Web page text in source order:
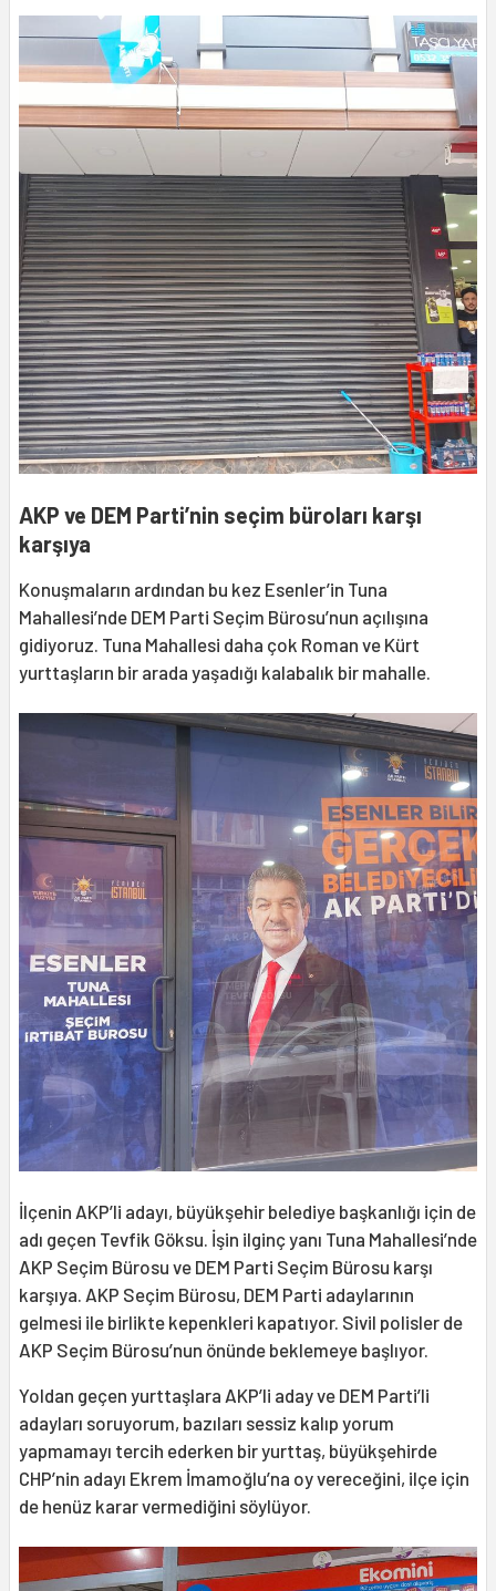
AKP ve DEM Parti’nin seçim büroları karşı
karşıya
Konuşmaların ardından bu kez Esenler’in Tuna
Mahallesi’nde DEM Parti Seçim Bürosu’nun açılışına
gidiyoruz. Tuna Mahallesi daha çok Roman ve Kürt
yurttaşların bir arada yaşadığı kalabalık bir mahalle.
İlçenin AKP’li adayı, büyükşehir belediye başkanlığı için de
adı geçen Tevfik Göksu. İşin ilginç yanı Tuna Mahallesi’nde
AKP Seçim Bürosu ve DEM Parti Seçim Bürosu karşı
karşıya. AKP Seçim Bürosu, DEM Parti adaylarının
gelmesi ile birlikte kepenkleri kapatıyor. Sivil polisler de
AKP Seçim Bürosu’nun önünde beklemeye başlıyor.
Yoldan geçen yurttaşlara AKP’li aday ve DEM Parti’li
adayları soruyorum, bazıları sessiz kalıp yorum
yapmamayı tercih ederken bir yurttaş, büyükşehirde
CHP’nin adayı Ekrem İmamoğlu’na oy vereceğini, ilçe için
de henüz karar vermediğini söylüyor.